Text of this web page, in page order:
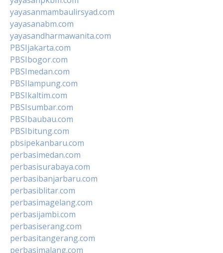
yayasanmambaulirsyad.com
yayasanabm.com
yayasandharmawanita.com
PBSIjakarta.com
PBSIbogor.com
PBSImedan.com
PBSIlampung.com
PBSIkaltim.com
PBSIsumbar.com
PBSIbaubau.com
PBSIbitung.com
pbsipekanbaru.com
perbasimedan.com
perbasisurabaya.com
perbasibanjarbaru.com
perbasiblitar.com
perbasimagelang.com
perbasijambi.com
perbasiserang.com
perbasitangerang.com
perbasimalang.com